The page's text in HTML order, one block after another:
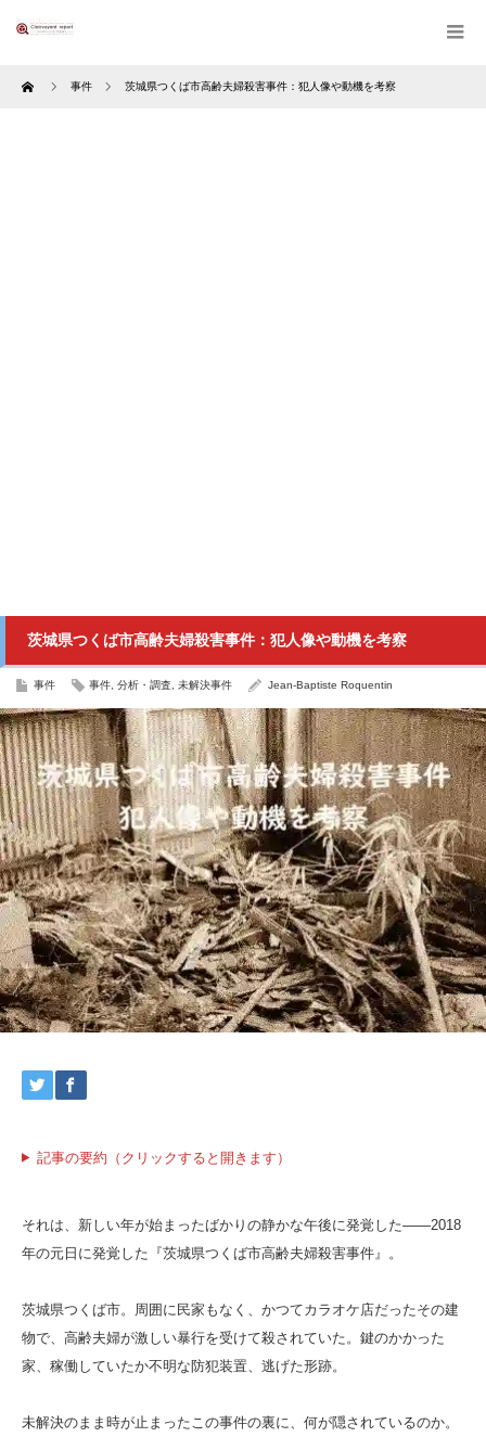
Home 事件 茨城県つくば市高齢夫婦殺害事件：犯人像や動機を考察
茨城県つくば市高齢夫婦殺害事件：犯人像や動機を考察
事件 事件 分析・調査 未解決事件 Jean-Baptiste Roquentin
記事の要約（クリックすると開きます）
それは、新しい年が始まったばかりの静かな午後に発覚した――2018
年の元日に発覚した『茨城県つくば市高齢夫婦殺害事件』。
茨城県つくば市。周囲に民家もなく、かつてカラオケ店だったその建
物で、高齢夫婦が激しい暴行を受けて殺されていた。鍵のかかった
家、稼働していたか不明な防犯装置、逃げた形跡。
未解決のまま時が止まったこの事件の裏に、何が隠されているのか。